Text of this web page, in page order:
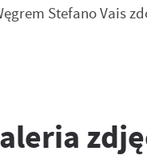
Stefano Vais